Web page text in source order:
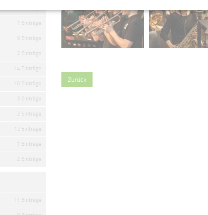
Zurück
7 Einträge
9 Einträge
2 Einträge
14 Einträge
10 Einträge
3 Einträge
2 Einträge
13 Einträge
7 Einträge
2 Einträge
11 Einträge